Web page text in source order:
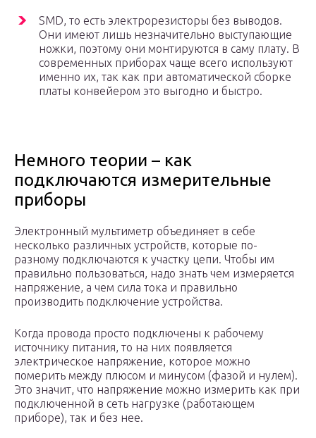
SMD, то есть электрорезисторы без выводов.
Они имеют лишь незначительно выступающие
ножки, поэтому они монтируются в саму плату. В
современных приборах чаще всего используют
именно их, так как при автоматической сборке
платы конвейером это выгодно и быстро.
Немного теории – как
подключаются измерительные
приборы
Электронный мультиметр объединяет в себе
несколько различных устройств, которые по-
разному подключаются к участку цепи. Чтобы им
правильно пользоваться, надо знать чем измеряется
напряжение, а чем сила тока и правильно
производить подключение устройства.
Когда провода просто подключены к рабочему
источнику питания, то на них появляется
электрическое напряжение, которое можно
померить между плюсом и минусом (фазой и нулем).
Это значит, что напряжение можно измерить как при
подключенной в сеть нагрузке (работающем
приборе), так и без нее.